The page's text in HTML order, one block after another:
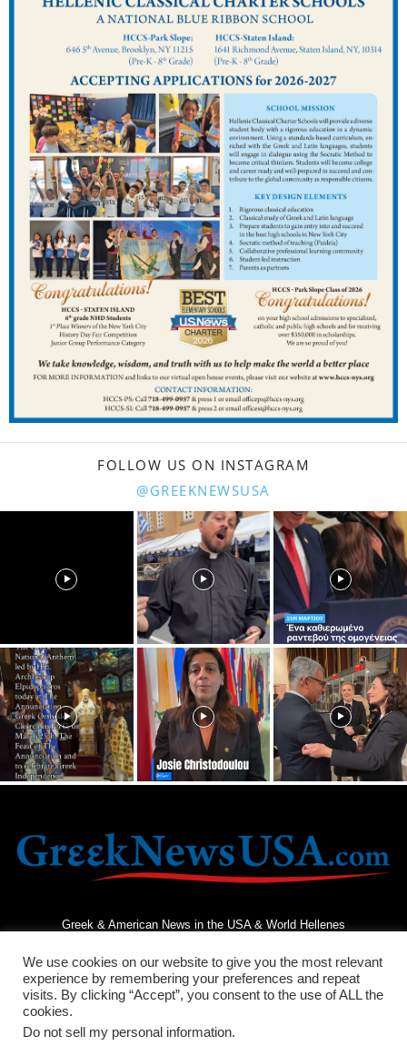
FOLLOW US ON INSTAGRAM
@GREEKNEWSUSA
Greek & American News in the USA & World Hellenes
We use cookies on our website to give you the most relevant
experience by remembering your preferences and repeat
visits. By clicking “Accept”, you consent to the use of ALL the
cookies.
Do not sell my personal information.